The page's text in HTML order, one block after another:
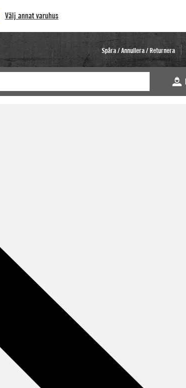
Välj annat varuhus
Spåra / Annullera / Returnera